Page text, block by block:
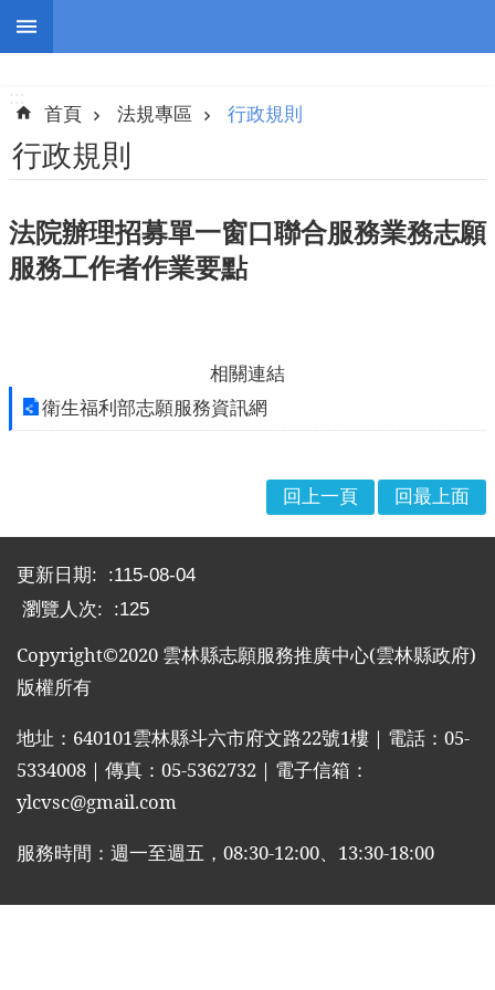
跳到主要內容區塊
搜
認
識
工
團
欄
法
規
區
單
下
載
工
募
:::
首頁 法規專區 行政規則
行政規則
法院辦理招募單一窗口聯合服務業務志願
服務工作者作業要點
相關連結
衛生福利部志願服務資訊網
回上一頁 回最上面
更新日期:
115-08-04
瀏覽人次:
125
Copyright©2020 雲林縣志願服務推廣中心(雲林縣政府)
版權所有
地址： 640101雲林縣斗六市府文路22號1樓｜電話： 05-
5334008 ｜傳真： 05-5362732 ｜電子信箱：
ylcvsc@gmail.com
服務時間：週一至週五， 08:30-12:00、 13:30-18:00